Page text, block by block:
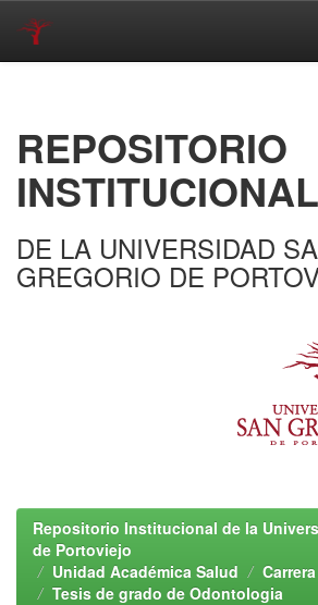
REPOSITORIO
INSTITUCIONAL
DE LA UNIVERSIDAD
GREGORIO DE
Repositorio Institucional de la
de Portoviejo
Unidad Académica Salud
Tesis de grado de Odontologia